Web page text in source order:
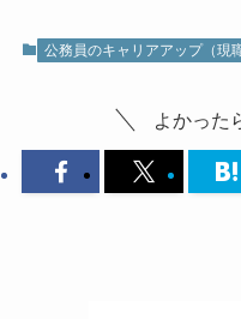
公務員のキャリアアップ（現
よかった